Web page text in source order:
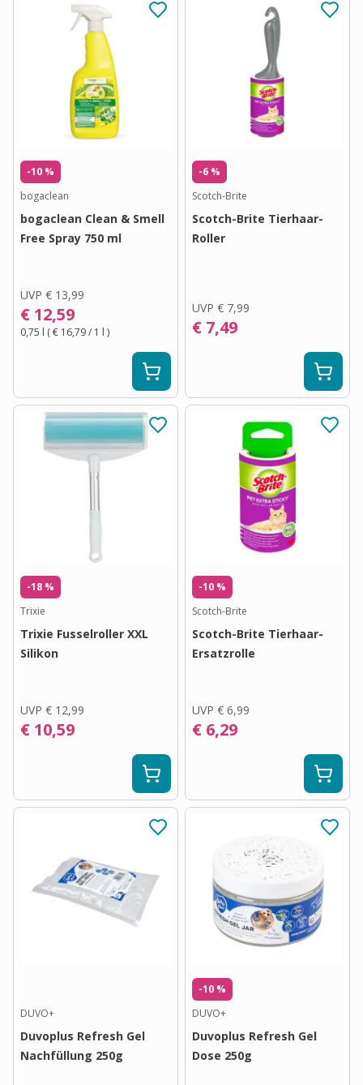
-10 %
bogaclean
bogaclean Clean & Smell
Free Spray 750 ml
UVP € 13,99
€ 12,59
0,75 l (€ 16,79/ 1 l )
-6 %
Scotch-Brite
Scotch-Brite Tierhaar-
Roller
UVP € 7,99
€ 7,49
-18 %
Trixie
Trixie Fusselroller XXL
Silikon
UVP € 12,99
€ 10,59
-10 %
Scotch-Brite
Scotch-Brite Tierhaar-
Ersatzrolle
UVP € 6,99
€ 6,29
DUVO+
Duvoplus Refresh Gel
Nachfüllung 250g
-10 %
DUVO+
Duvoplus Refresh Gel
Dose 250g